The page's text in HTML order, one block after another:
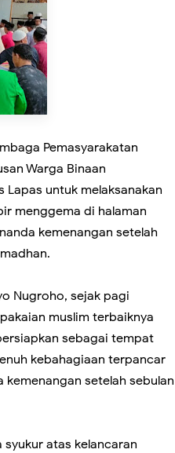
Pemasyarakatan
Warga Binaan
Lapas untuk melaksanakan
menggema di halaman
kemenangan setelah
Nugroho, sejak pagi
muslim terbaiknya
sebagai tempat
kebahagiaan terpancar
setelah sebulan
atas kelancaran